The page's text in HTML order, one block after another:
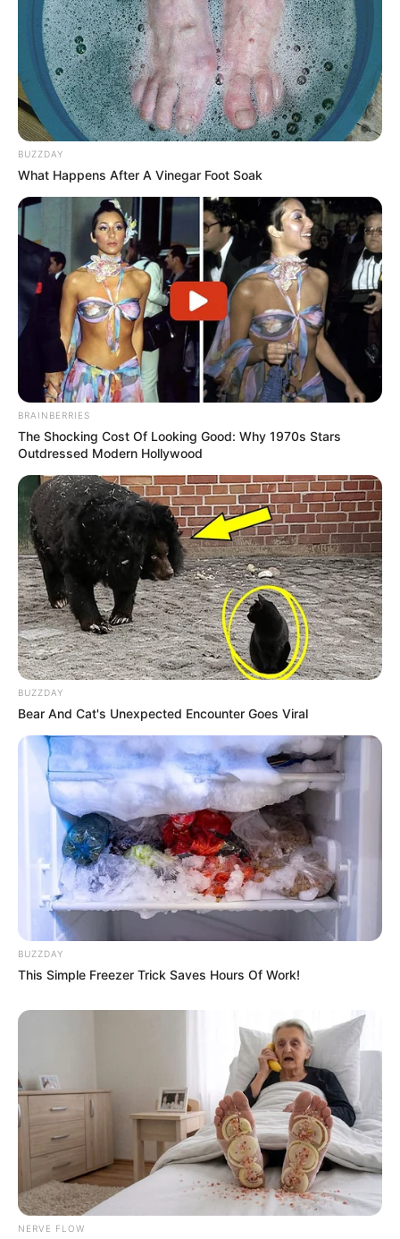
BUZZDAY
What Happens After A Vinegar Foot Soak
BRAINBERRIES
The Shocking Cost Of Looking Good: Why 1970s Stars
Outdressed Modern Hollywood
BUZZDAY
Bear And Cat's Unexpected Encounter Goes Viral
BUZZDAY
This Simple Freezer Trick Saves Hours Of Work!
NERVE FLOW